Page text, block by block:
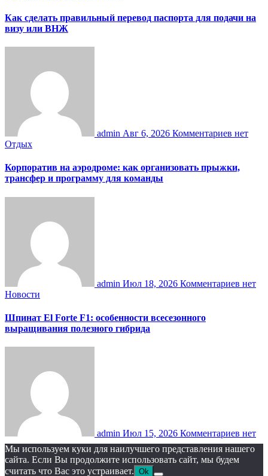
Как сделать правильный перевод паспорта для подачи на
визу или ВНЖ
admin Авг 6, 2026 Комментариев нет
Отдых
Корпоратив на аэродроме: как организовать прыжки,
трансфер и программу для команды
admin Июл 18, 2026 Комментариев нет
Новости
Шпинат El Forte F1: особенности всесезонного
выращивания полезного гибрида
admin Июл 15, 2026 Комментариев нет
Мы используем куки для наилучшего представления нашего
сайта. Если Вы продолжите использовать сайт, мы будем
считать что Вас это устраивает. Ok